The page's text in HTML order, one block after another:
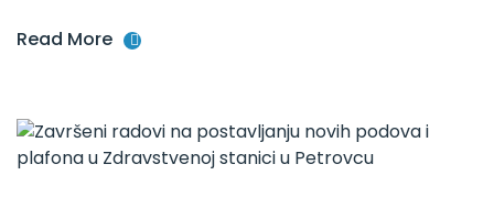
Read More